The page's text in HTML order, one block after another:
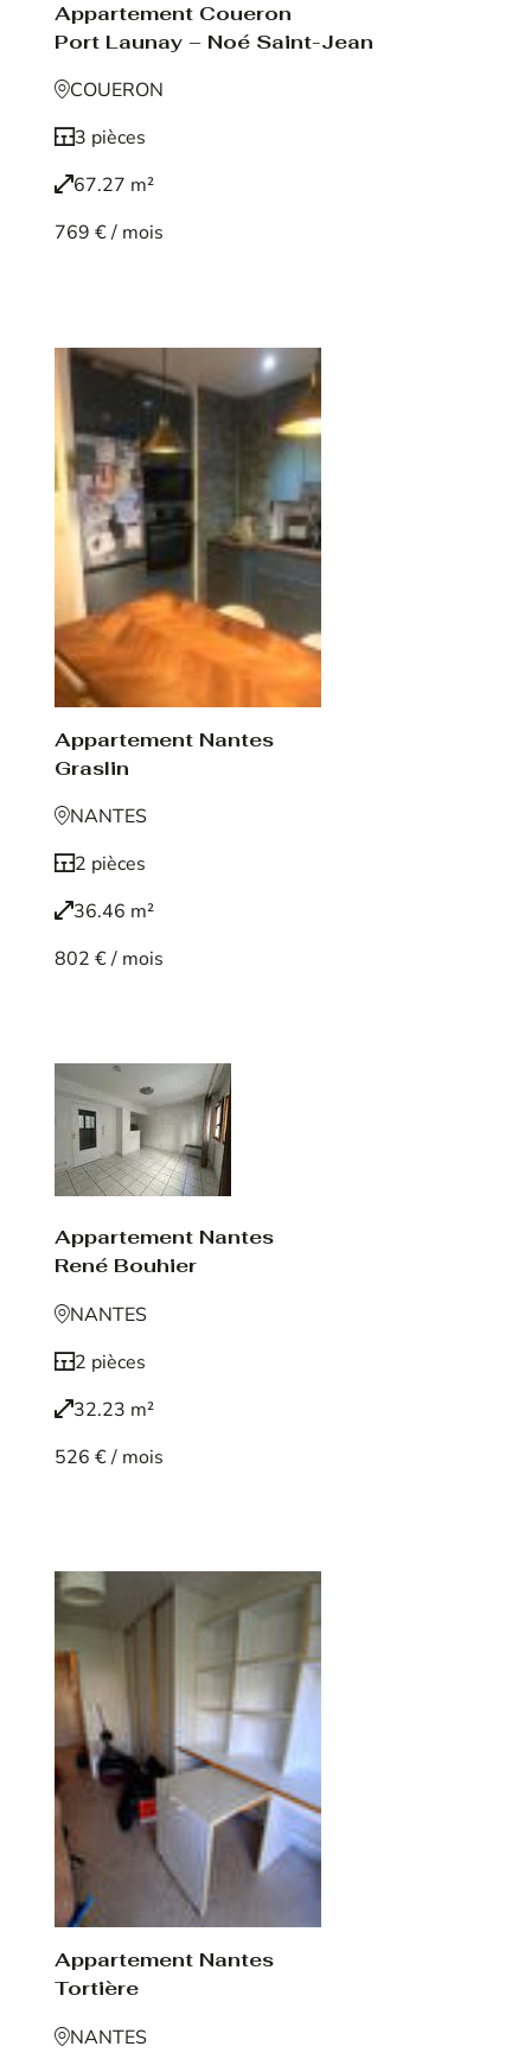
Appartement Coueron
Port Launay – Noé Saint-Jean
COUERON
3 pièces
67.27 m²
769 € / mois
Appartement Nantes
Graslin
NANTES
2 pièces
36.46 m²
802 € / mois
Appartement Nantes
René Bouhier
NANTES
2 pièces
32.23 m²
526 € / mois
Appartement Nantes
Tortière
NANTES